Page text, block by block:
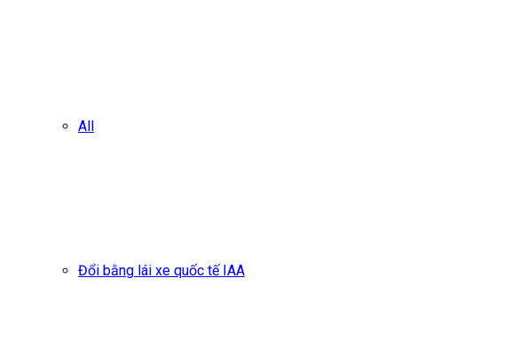
All
Đổi bằng lái xe quốc tế IAA